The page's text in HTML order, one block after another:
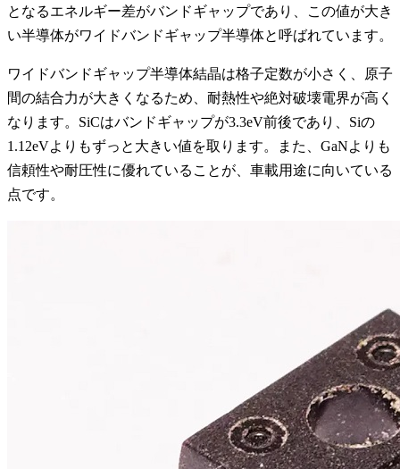
となるエネルギー差がバンドギャップであり、この値が大き
い半導体がワイドバンドギャップ半導体と呼ばれています。
ワイドバンドギャップ半導体結晶は格子定数が小さく、原子
間の結合力が大きくなるため、耐熱性や絶対破壊電界が高く
なります。SiCはバンドギャップが3.3eV前後であり、Siの
1.12eVよりもずっと大きい値を取ります。また、GaNよりも
信頼性や耐圧性に優れていることが、車載用途に向いている
点です。